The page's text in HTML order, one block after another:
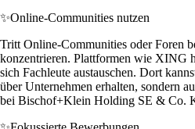
✨Online-Communities nutzen
Tritt Online-Communities oder Foren
konzentrieren. Plattformen wie XING
sich Fachleute austauschen. Dort
über Unternehmen erhalten, sondern
bei Bischof+Klein Holding SE & Co.